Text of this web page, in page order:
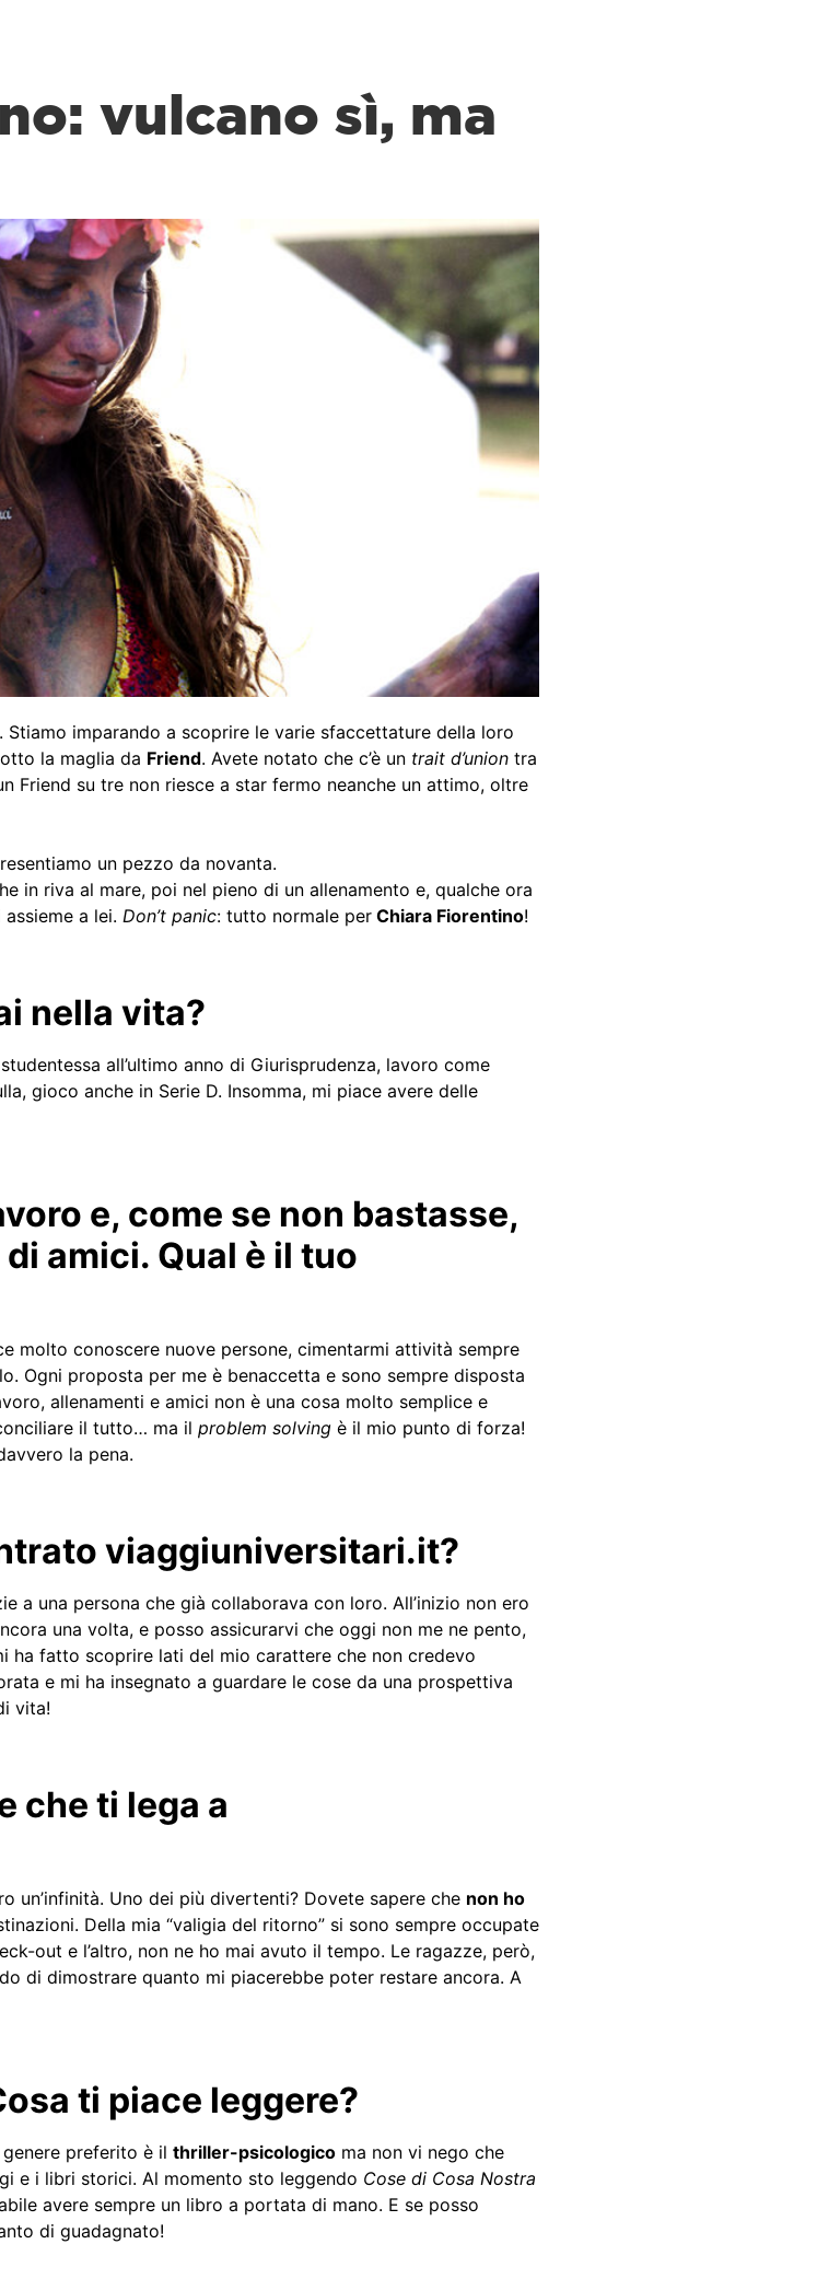
vulcano sì, ma
imparando a scoprire le varie sfaccettature della loro
la maglia da Friend. Avete notato che c’è un trait d’union tra
Friend su tre non riesce a star fermo neanche un attimo, oltre
un pezzo da novanta.
in riva al mare, poi nel pieno di un allenamento e, qualche ora
a lei. Don’t panic: tutto normale per Chiara Fiorentino!
nella vita?
all’ultimo anno di Giurisprudenza, lavoro come
gioco anche in Serie D. Insomma, mi piace avere delle
e, come se non bastasse,
amici. Qual è il tuo
molto conoscere nuove persone, cimentarmi attività sempre
Ogni proposta per me è benaccetta e sono sempre disposta
allenamenti e amici non è una cosa molto semplice e
il tutto… ma il problem solving è il mio punto di forza!
la pena.
viaggiuniversitari.it?
a una persona che già collaborava con loro. All’inizio non ero
una volta, e posso assicurarvi che oggi non me ne pento,
ha fatto scoprire lati del mio carattere che non credevo
e mi ha insegnato a guardare le cose da una prospettiva
vita!
che ti lega a
un’infinità. Uno dei più divertenti? Dovete sapere che non ho
Della mia “valigia del ritorno” si sono sempre occupate
out e l’altro, non ne ho mai avuto il tempo. Le ragazze, però,
di dimostrare quanto mi piacerebbe poter restare ancora. A
ti piace leggere?
preferito è il thriller-psicologico ma non vi nego che
e i libri storici. Al momento sto leggendo Cose di Cosa Nostra
avere sempre un libro a portata di mano. E se posso
di guadagnato!